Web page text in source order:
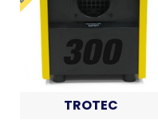
TROTEC